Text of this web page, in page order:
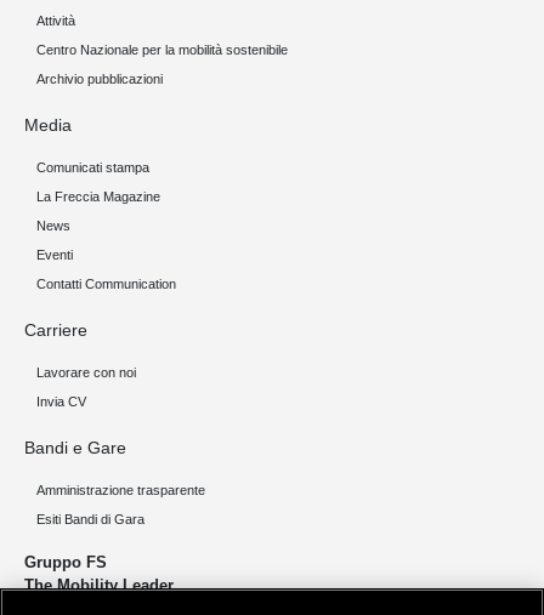
Attività
Centro Nazionale per la mobilità sostenibile
Archivio pubblicazioni
Media
Comunicati stampa
La Freccia Magazine
News
Eventi
Contatti Communication
Carriere
Lavorare con noi
Invia CV
Bandi e Gare
Amministrazione trasparente
Esiti Bandi di Gara
Gruppo FS
The Mobility Leader